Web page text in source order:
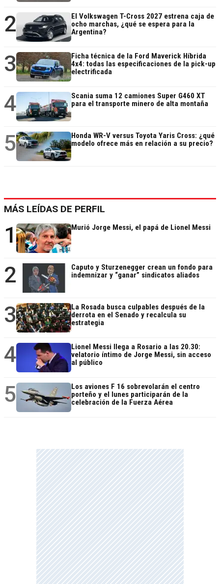
2
El Volkswagen T-Cross 2027 estrena caja de
ocho marchas, ¿qué se espera para la
Argentina?
3
Ficha técnica de la Ford Maverick Híbrida
4x4: todas las especificaciones de la pick-up
electrificada
4
Scania suma 12 camiones Super G460 XT
para el transporte minero de alta montaña
5
Honda WR-V versus Toyota Yaris Cross: ¿qué
modelo ofrece más en relación a su precio?
MÁS LEÍDAS DE PERFIL
1 Murió Jorge Messi, el papá de Lionel Messi
2
Caputo y Sturzenegger crean un fondo para
indemnizar y “ganar” sindicatos aliados
3
La Rosada busca culpables después de la
derrota en el Senado y recalcula su
estrategia
4
Lionel Messi llega a Rosario a las 20.30:
velatorio íntimo de Jorge Messi, sin acceso
al público
5
Los aviones F 16 sobrevolarán el centro
porteño y el lunes participarán de la
celebración de la Fuerza Aérea